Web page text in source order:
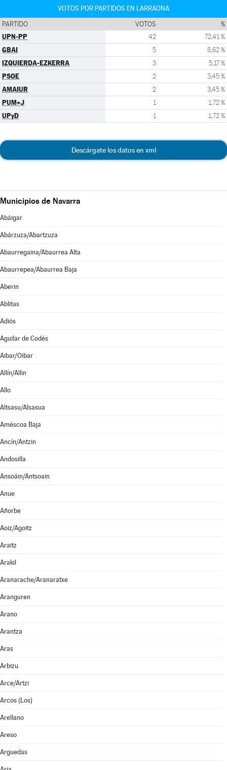
VOTOS POR PARTIDOS EN LARRAONA
PARTIDO VOTOS %
UPN-PP 42 72,41 %
GBAI 5 8,62 %
IZQUIERDA-EZKERRA 3 5,17 %
PSOE 2 3,45 %
AMAIUR 2 3,45 %
PUM+J 1 1,72 %
UPyD 1 1,72 %
Descárgate los datos en xml
Municipios de Navarra
Abáigar
Abárzuza/Abartzuza
Abaurregaina/Abaurrea Alta
Abaurrepea/Abaurrea Baja
Aberin
Ablitas
Adiós
Aguilar de Codés
Aibar/Oibar
Allín/Allin
Allo
Altsasu/Alsasua
Améscoa Baja
Ancín/Antzin
Andosilla
Ansoáin/Antsoain
Anue
Añorbe
Aoiz/Agoitz
Araitz
Arakil
Aranarache/Aranaratxe
Aranguren
Arano
Arantza
Aras
Arbizu
Arce/Artzi
Arcos (Los)
Arellano
Areso
Arguedas